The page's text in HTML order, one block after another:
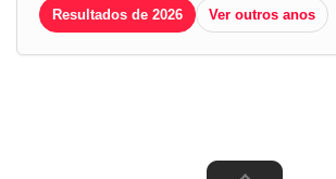
Resultados de 2026 Ver outros anos